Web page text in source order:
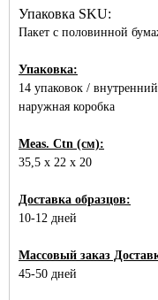
Упаковка SKU:
Пакет с половинной
Упаковка:
14 упаковок /
наружная коробка
Meas. Ctn (см):
35,5 x 22 x 20
Доставка образцов:
10-12 дней
Массовый заказ
45-50 дней